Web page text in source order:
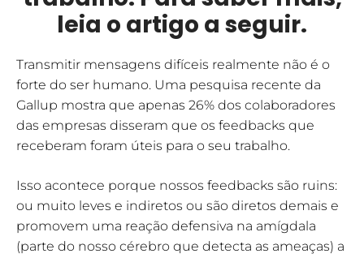
leia o artigo a seguir.
Transmitir mensagens difíceis realmente não é o
forte do ser humano. Uma pesquisa recente da
Gallup mostra que apenas 26% dos colaboradores
das empresas disseram que os feedbacks que
receberam foram úteis para o seu trabalho.
Isso acontece porque nossos feedbacks são ruins:
ou muito leves e indiretos ou são diretos demais e
promovem uma reação defensiva na amígdala
(parte do nosso cérebro que detecta as ameaças) a